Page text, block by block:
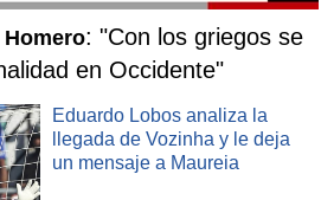
Homero: "Con los griegos se
en Occidente"
Eduardo Lobos analiza la
llegada de Vozinha y le deja
un mensaje a Maureia